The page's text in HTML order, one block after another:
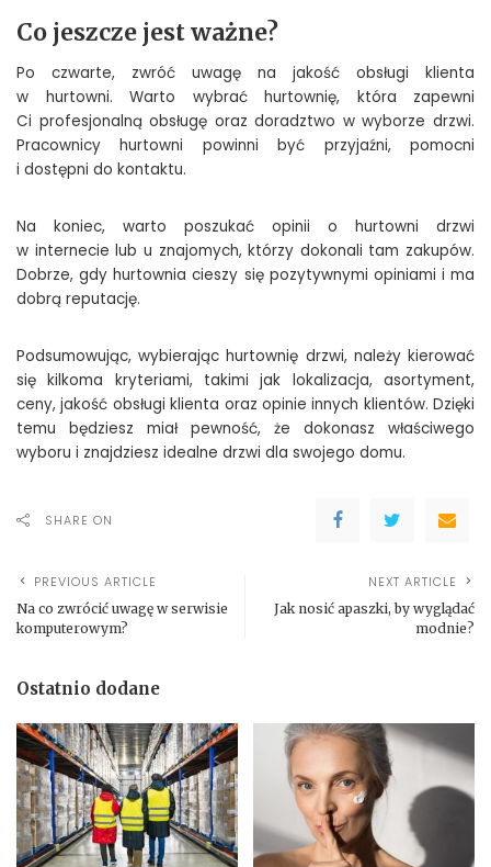
Co jeszcze jest ważne?
Po czwarte, zwróć uwagę na jakość obsługi klienta
w hurtowni. Warto wybrać hurtownię, która zapewni
Ci profesjonalną obsługę oraz doradztwo w wyborze drzwi.
Pracownicy hurtowni powinni być przyjaźni, pomocni
i dostępni do kontaktu.
Na koniec, warto poszukać opinii o hurtowni drzwi
w internecie lub u znajomych, którzy dokonali tam zakupów.
Dobrze, gdy hurtownia cieszy się pozytywnymi opiniami i ma
dobrą reputację.
Podsumowując, wybierając hurtownię drzwi, należy kierować
się kilkoma kryteriami, takimi jak lokalizacja, asortyment,
ceny, jakość obsługi klienta oraz opinie innych klientów. Dzięki
temu będziesz miał pewność, że dokonasz właściwego
wyboru i znajdziesz idealne drzwi dla swojego domu.
SHARE ON
PREVIOUS ARTICLE
Na co zwrócić uwagę w serwisie
komputerowym?
NEXT ARTICLE
Jak nosić apaszki, by wyglądać
modnie?
Ostatnio dodane